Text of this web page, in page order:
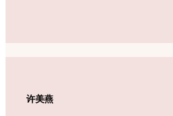
许美燕